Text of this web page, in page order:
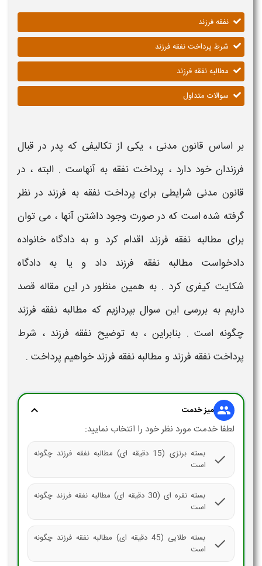
نفقه فرزند
شرط پرداخت نفقه فرزند
مطالبه نفقه فرزند
سوالات متداول
بر اساس قانون مدنی ، یکی از تکالیفی که پدر در قبال
فرزندان خود دارد ، پرداخت نفقه به آنهاست . البته ، در
قانون مدنی شرایطی برای پرداخت نفقه به فرزند در نظر
گرفته شده است که در صورت وجود داشتن آنها ، می توان
برای مطالبه نفقه فرزند اقدام کرد و به دادگاه خانواده
دادخواست مطالبه نفقه فرزند داد و یا به دادگاه
شکایت کیفری کرد . به همین منظور در این مقاله قصد
داریم به بررسی این سوال بپردازیم که مطالبه نفقه فرزند
چگونه است. بنابراین ، به توضیح نفقه فرزند ، شرط
پرداخت نفقه فرزند و مطالبه نفقه فرزندخواهیم پرداخت .
group میز خدمت expand_more
لطفا خدمت مورد نظر خود را انتخاب نمایید:
check
بسته برنزی (15 دقیقه ای) مطالبه نفقه فرزند چگونه
است
check
بسته نقره ای (30 دقیقه ای) مطالبه نفقه فرزند چگونه
است
check
بسته طلایی (45 دقیقه ای) مطالبه نفقه فرزند چگونه
است